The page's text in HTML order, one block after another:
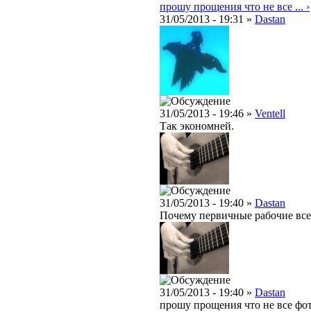
прошу прощения что не все ... ›
31/05/2013 - 19:31 » Dastan
31/05/2013 - 19:46 » Ventell
Так экономней.
31/05/2013 - 19:40 » Dastan
Почему первичные рабочие
31/05/2013 - 19:40 » Dastan
прошу прощения что не все